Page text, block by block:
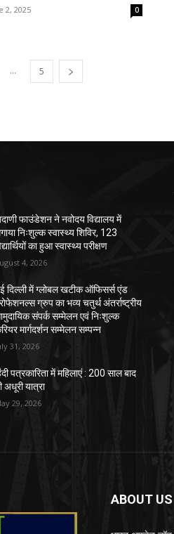
2, 2025 0
... 5
फाउंडेशन ने नवोदय विद्यालय में
निःशुल्क स्वास्थ्य शिविर, 123
का हुआ स्वास्थ्य परीक्षण
4, 2026
दिल्ली में ग्लोबल खटीक ऑफिसर्स एंड
ग्रुप का भव्य चतुर्थ अंतर्राष्ट्रीय
संपर्क सम्मेलन एवं निःशुल्क
मार्गदर्शन सम्मेलन सम्पन्न
31, 2026
पत्रकारिता में महिलाएं : 200 साल बाद
अधूरी यात्रा
29, 2026
ABOUT US